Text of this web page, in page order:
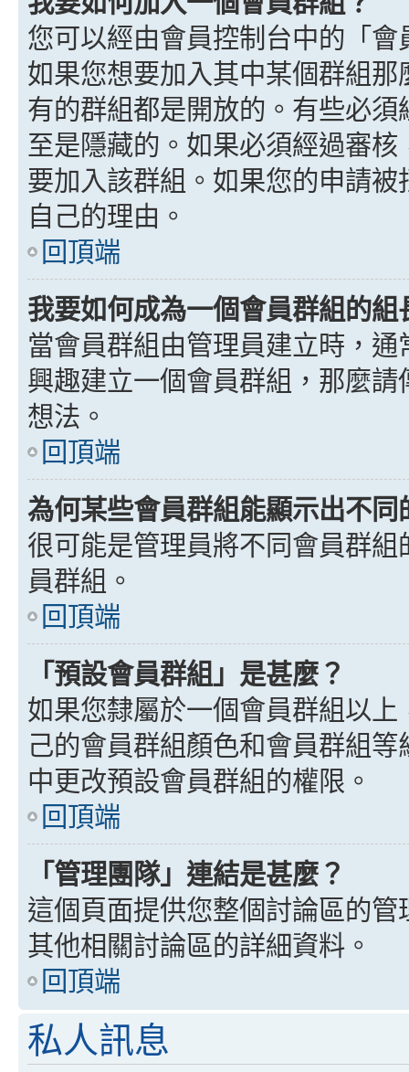
您可以經由會員控制台中的「
如果您想要加入其中某個群組
有的群組都是開放的。有些必
至是隱藏的。如果必須經過審
要加入該群組。如果您的申請
自己的理由。
回頂端
我要如何成為一個會員群組的組
當會員群組由管理員建立時，
興趣建立一個會員群組，那麼
想法。
回頂端
為何某些會員群組能顯示出不同
很可能是管理員將不同會員群
員群組。
回頂端
「預設會員群組」是甚麼？
如果您隸屬於一個會員群組以
己的會員群組顏色和會員群組
中更改預設會員群組的權限。
回頂端
「管理團隊」連結是甚麼？
這個頁面提供您整個討論區的
其他相關討論區的詳細資料。
回頂端
私人訊息